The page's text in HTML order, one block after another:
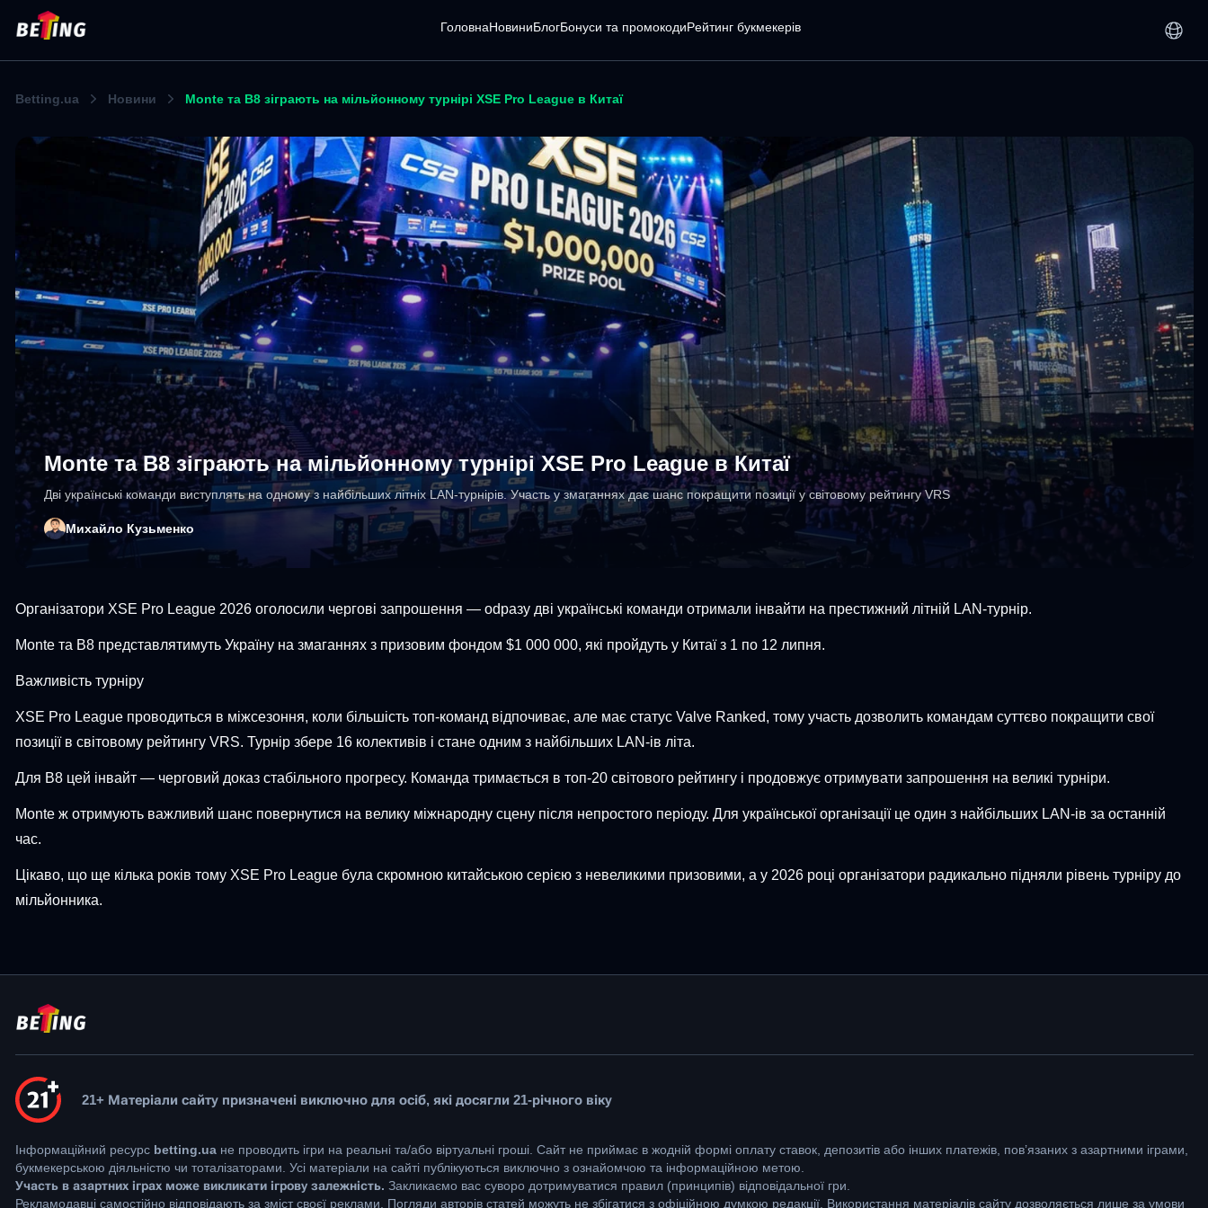
ГоловнаНовиниБлогБонуси та промокодиPейтинг букмекерів
Betting.ua Новини Monte та B8 зіграють на мільйонному турнірі XSE Pro League в Китаї
Monte та B8 зіграють на мільйонному турнірі XSE Pro League в Китаї
Дві українські команди виступлять на одному з найбільших літніх LAN-турнірів. Участь у змаганнях дає шанс покращити позиції у світовому рейтингу VRS
Михайло Кузьменко
Організатори XSE Pro League 2026 оголосили чергові запрошення — odразу дві українські команди отримали інвайти на престижний літній LAN-турнір.
Monte та B8 представлятимуть Україну на змаганнях з призовим фондом $1 000 000, які пройдуть у Китаї з 1 по 12 липня.
Важливість турніру
XSE Pro League проводиться в міжсезоння, коли більшість топ-команд відпочиває, але має статус Valve Ranked, тому участь дозволить командам суттєво покращити свої
позиції в світовому рейтингу VRS. Турнір збере 16 колективів і стане одним з найбільших LAN-ів літа.
Для B8 цей інвайт — черговий доказ стабільного прогресу. Команда тримається в топ-20 світового рейтингу і продовжує отримувати запрошення на великі турніри.
Monte ж отримують важливий шанс повернутися на велику міжнародну сцену після непростого періоду. Для української організації це один з найбільших LAN-ів за останній
час.
Цікаво, що ще кілька років тому XSE Pro League була скромною китайською серією з невеликими призовими, а у 2026 році організатори радикально підняли рівень турніру до
мільйонника.
21+ Матеріали сайту призначені виключно для осіб, які досягли 21-річного віку
Інформаційний ресурс betting.uaне проводить ігри на реальні та/або віртуальні гроші. Сайт не приймає в жодній формі оплату ставок, депозитів або інших платежів, пов’язаних з азартними іграми,
букмекерською діяльністю чи тоталізаторами. Усі матеріали на сайті публікуються виключно з ознайомчою та інформаційною метою.
Участь в азартних іграх може викликати ігрову залежність. Закликаємо вас суворо дотримуватися правил (принципів) відповідальної гри.
Рекламодавці самостійно відповідають за зміст своєї реклами. Погляди авторів статей можуть не збігатися з офіційною думкою редакції. Використання матеріалів сайту дозволяється лише за умови